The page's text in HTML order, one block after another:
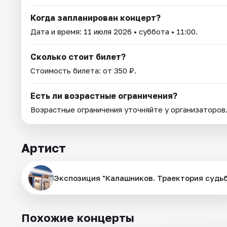
Когда запланирован концерт?
Дата и время: 11 июля 2026 • суббота • 11:00.
Сколько стоит билет?
Стоимость билета: от 350 ₽.
Есть ли возрастные ограничения?
Возрастные ограничения уточняйте у организаторов.
Артист
Экспозиция "Калашников. Траектория
Похожие концерты